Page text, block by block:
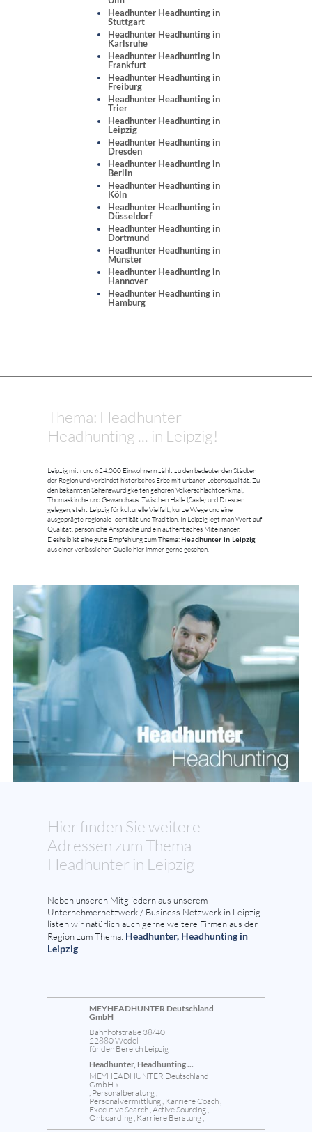
Headhunter Headhunting in
Stuttgart
Headhunter Headhunting in
Karlsruhe
Headhunter Headhunting in
Frankfurt
Headhunter Headhunting in
Freiburg
Headhunter Headhunting in
Trier
Headhunter Headhunting in
Leipzig
Headhunter Headhunting in
Dresden
Headhunter Headhunting in
Berlin
Headhunter Headhunting in
Köln
Headhunter Headhunting in
Düsseldorf
Headhunter Headhunting in
Dortmund
Headhunter Headhunting in
Münster
Headhunter Headhunting in
Hannover
Headhunter Headhunting in
Hamburg
Thema: Headhunter
Headhunting ... in Leipzig!
Leipzig mit rund 624.000 Einwohnern zählt zu den bedeutenden Städten
der Region und verbindet historisches Erbe mit urbaner Lebensqualität. Zu
den bekannten Sehenswürdigkeiten gehören Völkerschlachtdenkmal,
Thomaskirche und Gewandhaus. Zwischen Halle (Saale) und Dresden
gelegen, steht Leipzig für kulturelle Vielfalt, kurze Wege und eine
ausgeprägte regionale Identität und Tradition. In Leipzig legt man Wert auf
Qualität, persönliche Ansprache und ein authentisches Miteinander.
Deshalb ist eine gute Empfehlung zum Thema: Headhunter in Leipzig
aus einer verlässlichen Quelle hier immer gerne gesehen.
Hier finden Sie weitere
Adressen zum Thema
Headhunter in Leipzig
Neben unseren Mitgliedern aus unserem
Unternehmernetzwerk / Business Netzwerk in Leipzig
listen wir natürlich auch gerne weitere Firmen aus der
Region zum Thema: Headhunter, Headhunting in
Leipzig.
MEYHEADHUNTER Deutschland
GmbH
Bahnhofstraße 38/40
22880 Wedel
für den Bereich Leipzig
Headhunter, Headhunting ...
MEYHEADHUNTER Deutschland
GmbH »
, Personalberatung ,
Personalvermittlung , Karriere Coach ,
Executive Search , Active Sourcing ,
Onboarding , Karriere Beratung ,